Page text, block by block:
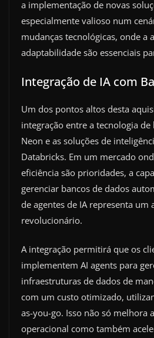
a implementação de novas
especialmente valioso num
mudanças tecnológicas, onde a
adaptabilidade são essenciais
Integração de IA com
Um dos pontos altos desta
integração entre a tecnologia de
Neon e as soluções de
Databricks. Em um mercado
eficiência são prioridades, a
gerenciar bancos de dados
de agentes de IA representa um
revolucionário.
A integração permitirá que os
implementem AI agents para
infraestruturas de dados de
com um custo otimizado,
as-you-go. Isso não só melhora
operacional como também